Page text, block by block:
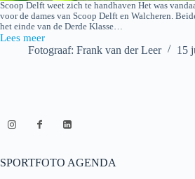
Scoop Delft weet zich te handhaven Het was
voor de dames van Scoop Delft en Walcheren.
het einde van de Derde Klasse…
Lees meer
S.H.C.
Fotograaf: Frank van der Leer 15
SPORTFOTO AGENDA